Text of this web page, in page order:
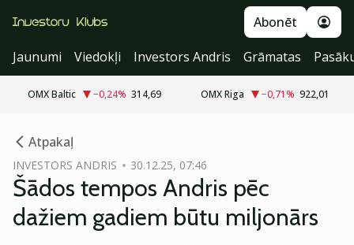
Abonēt
Jaunumi
Viedokļi Investors Andris Grāmatas
OMX Baltic −0,24% 314,69 OMX Riga −0,71% 922,01
Atpakaļ
INVESTORS ANDRIS 30.12.25, 07:46
Šādos tempos Andris pēc
dažiem gadiem būtu miljonārs